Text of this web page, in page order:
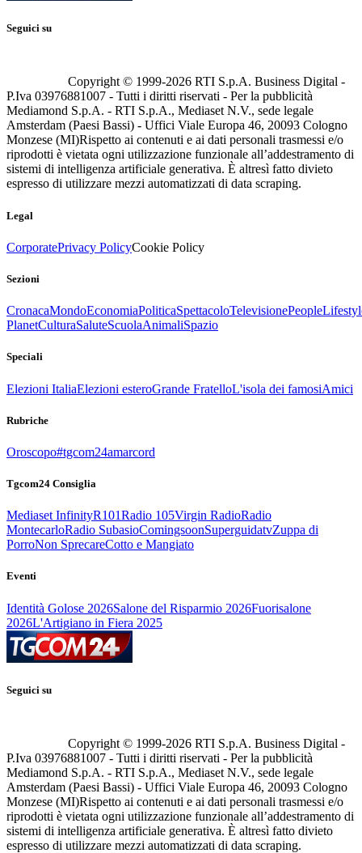
Seguici su
Copyright © 1999-2026 RTI S.p.A. Business Digital -
P.Iva 03976881007 - Tutti i diritti riservati - Per la pubblicità
Mediamond S.p.A. - RTI S.p.A., Mediaset N.V., sede legale
Amsterdam (Paesi Bassi) - Uffici Viale Europa 46, 20093 Cologno
Monzese (MI)Rispetto ai contenuti e ai dati personali trasmessi e/o
riprodotti è vietata ogni utilizzazione funzionale all’addestramento di
sistemi di intelligenza artificiale generativa. È altresì fatto divieto
espresso di utilizzare mezzi automatizzati di data scraping.
Legal
CorporatePrivacy PolicyCookie Policy
Sezioni
CronacaMondoEconomiaPoliticaSpettacoloTelevisionePeople
PlanetCulturaSaluteScuolaAnimaliSpazio
Speciali
Elezioni ItaliaElezioni esteroGrande FratelloL'isola dei famosiAmici
Rubriche
Oroscopo#tgcom24amarcord
Tgcom24 Consiglia
Mediaset InfinityR101Radio 105Virgin RadioRadio
MontecarloRadio SubasioComingsoonSuperguidatvZuppa di
PorroNon SprecareCotto e Mangiato
Eventi
Identità Golose 2026Salone del Risparmio 2026Fuorisalone
2026L'Artigiano in Fiera 2025
Seguici su
Copyright © 1999-2026 RTI S.p.A. Business Digital -
P.Iva 03976881007 - Tutti i diritti riservati - Per la pubblicità
Mediamond S.p.A. - RTI S.p.A., Mediaset N.V., sede legale
Amsterdam (Paesi Bassi) - Uffici Viale Europa 46, 20093 Cologno
Monzese (MI)Rispetto ai contenuti e ai dati personali trasmessi e/o
riprodotti è vietata ogni utilizzazione funzionale all’addestramento di
sistemi di intelligenza artificiale generativa. È altresì fatto divieto
espresso di utilizzare mezzi automatizzati di data scraping.